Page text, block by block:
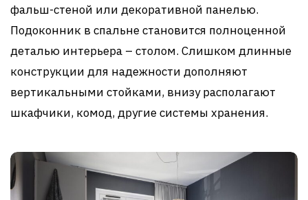
фальш-стеной или декоративной панелью.
Подоконник в спальне становится полноценной
деталью интерьера – столом. Слишком длинные
конструкции для надежности дополняют
вертикальными стойками, внизу располагают
шкафчики, комод, другие системы хранения.